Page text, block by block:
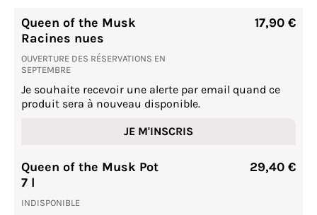
Queen of the Musk
Racines nues
OUVERTURE DES RÉSERVATIONS EN
SEPTEMBRE
17,90 €
Je souhaite recevoir une alerte par email quand ce
produit sera à nouveau disponible.
JE M'INSCRIS
Queen of the Musk Pot
7 l
INDISPONIBLE
29,40 €